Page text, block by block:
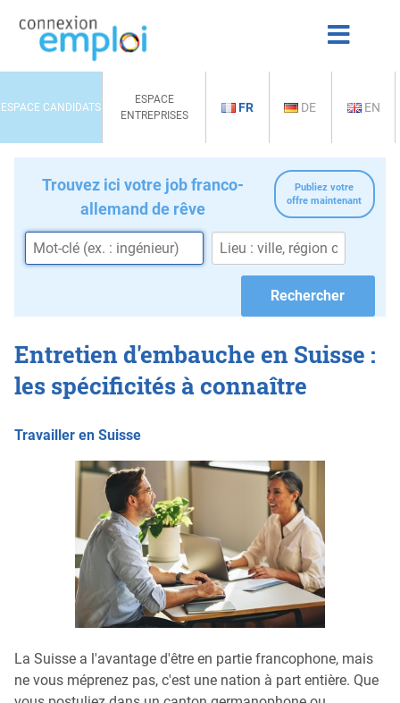
ESPACE CANDIDATS
ESPACE
ENTREPRISES
FR DE EN
Publiez votre
offre maintenant
Trouvez ici votre job franco-
allemand de rêve
Entretien d'embauche en Suisse :
les spécificités à connaître
Travailler en Suisse
La Suisse a l'avantage d'être en partie francophone, mais
ne vous méprenez pas, c'est une nation à part entière. Que